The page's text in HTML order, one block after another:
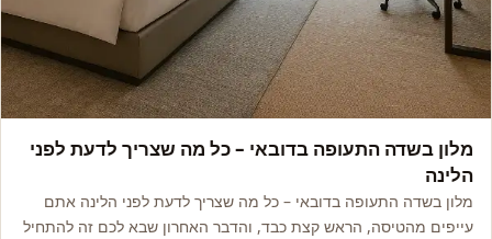
מלון בשדה התעופה בדובאי – כל מה שצריך לדעת לפני
הלינה
מלון בשדה התעופה בדובאי – כל מה שצריך לדעת לפני הלינה אתם
עייפים מהטיסה, הראש קצת כבד, והדבר האחרון שבא לכם זה להתחיל